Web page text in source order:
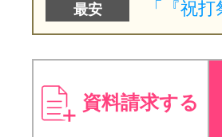
最安
資料請求する